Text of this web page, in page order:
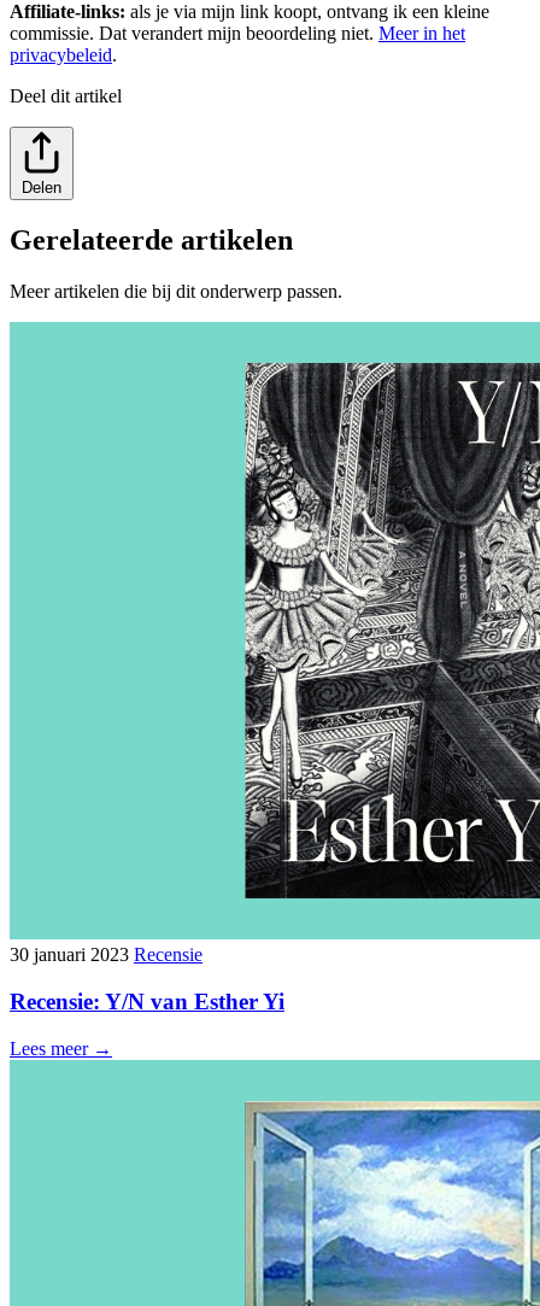
Affiliate-links: als je via mijn link koopt, ontvang ik een kleine
commissie. Dat verandert mijn beoordeling niet. Meer in het
privacybeleid.
Deel dit artikel
Delen
Gerelateerde artikelen
Meer artikelen die bij dit onderwerp passen.
30 januari 2023 Recensie
Recensie: Y/N van Esther Yi
Lees meer →